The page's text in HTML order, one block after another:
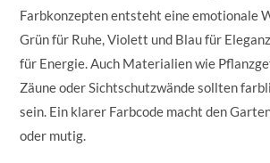
Farbkonzepten entsteht eine emotionale
Grün für Ruhe, Violett und Blau für
für Energie. Auch Materialien wie
Zäune oder Sichtschutzwände sollten
sein. Ein klarer Farbcode macht den
oder mutig.